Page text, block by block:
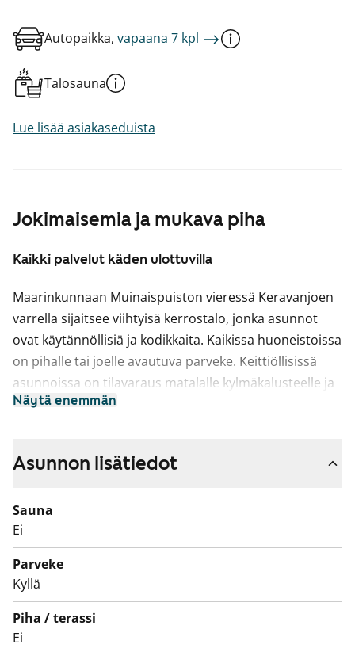
Jokimaisemia ja mukava piha
Kaikki palvelut käden ulottuvilla
Maarinkunnaan Muinaispuiston vieressä Keravanjoen
varrella sijaitsee viihtyisä kerrostalo, jonka asunnot
ovat käytännöllisiä ja kodikkaita. Kaikissa huoneistoissa
on pihalle tai joelle avautuva parveke. Keittiöllisissä
asunnoissa on tilavaraus matalalle kylmäkalusteelle ja
kaikissa asunnoissa on jää-pakastinkaappi sekä
kaksioiden keittokomeroista on lasitiilinen yläikkuna
Tämä on valtion tukema Varke-asunto (entinen ARA),
jossa asukasvalinta perustuu asunnon tarpeen
kiireellisyyteen, hakijoiden tuloihin ja varallisuuteen,
sekä asunnon tarpeen syyhyn.
Näytä enemmän
Autopaikka, vapaana 7 kpl
Talosauna
Lue lisää asiakaseduista
Asunnon lisätiedot
Sauna
Ei
Parveke
Kyllä
Piha / terassi
Ei